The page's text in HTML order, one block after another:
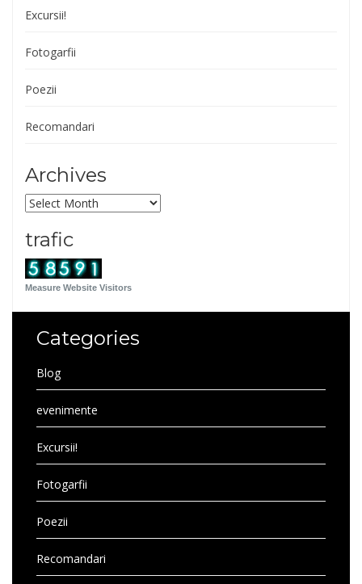
Excursii!
Fotogarfii
Poezii
Recomandari
Archives
Archives
trafic
Measure Website Visitors
Categories
Blog
evenimente
Excursii!
Fotogarfii
Poezii
Recomandari